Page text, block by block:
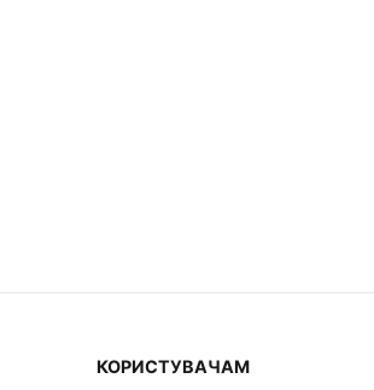
КОРИСТУВАЧАМ